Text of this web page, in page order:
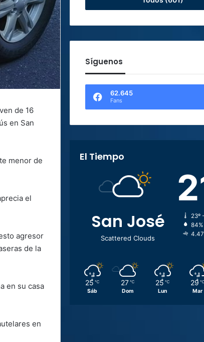
de 16
en San
menor de
el
agresor
de la
en su casa
en
Síguenos
62.645
Fans
El Tiempo
San José
Scattered Clouds
23º
84%
25 ℃
Sáb
27 ℃
Dom
25 ℃
Lun
29 ℃
Mar